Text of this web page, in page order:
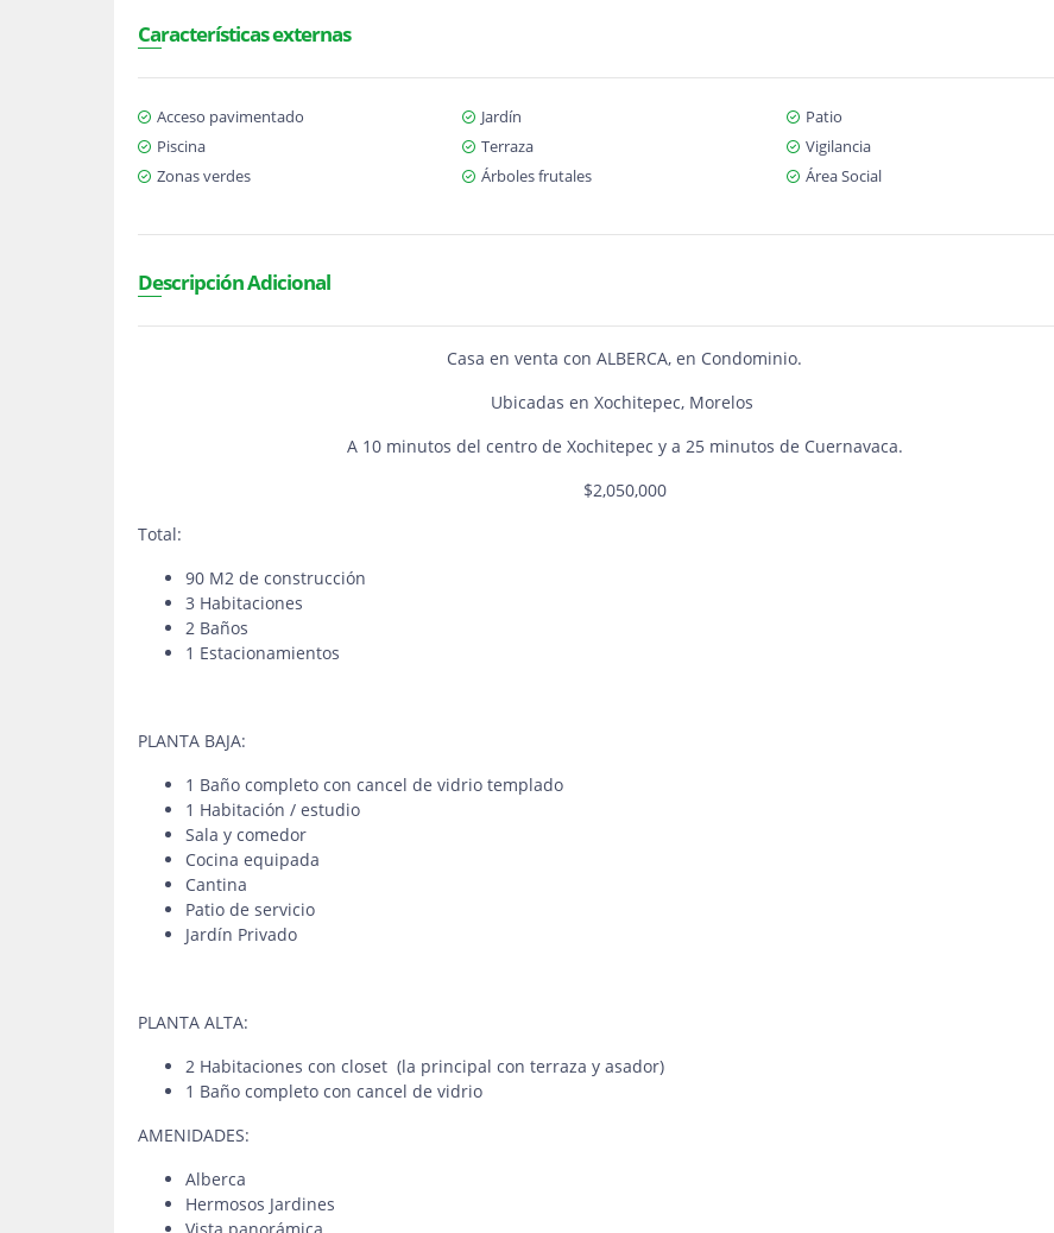
Características externas
Acceso pavimentado Jardín
Patio
Piscina
Terraza
Vigilancia
Zonas verdes
Árboles frutales Área Social
Descripción Adicional
Casa en venta con ALBERCA, en Condominio.
Ubicadas en Xochitepec, Morelos
A 10 minutos del centro de Xochitepec y a 25 minutos de Cuernavaca.
$2,050,000
Total:
90 M2 de construcción
3 Habitaciones
2 Baños
1 Estacionamientos
PLANTA BAJA:
1 Baño completo con cancel de vidrio templado
1 Habitación / estudio
Sala y comedor
Cocina equipada
Cantina
Patio de servicio
Jardín Privado
PLANTA ALTA:
2 Habitaciones con closet (la principal con terraza y asador)
1 Baño completo con cancel de vidrio
AMENIDADES:
Alberca
Hermosos Jardines